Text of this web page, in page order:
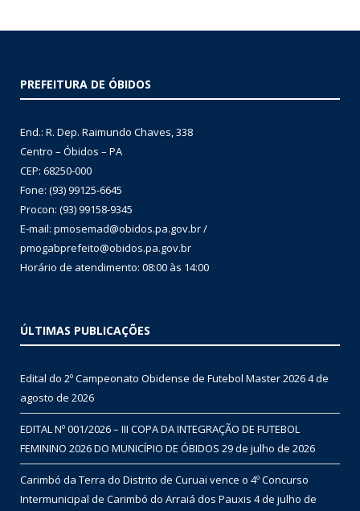
PREFEITURA DE ÓBIDOS
End.: R. Dep. Raimundo Chaves, 338
Centro – Óbidos – PA
CEP: 68250-000
Fone: (93) 99125-6645
Procon: (93) 99158-9345
E-mail: pmosemad@obidos.pa.gov.br /
pmogabprefeito@obidos.pa.gov.br
Horário de atendimento: 08:00 às 14:00
ÚLTIMAS PUBLICAÇÕES
Edital do 2º Campeonato Obidense de Futebol Master 20264 de
agosto de 2026
EDITAL Nº 001/2026 – III COPA DA INTEGRAÇÃO DE FUTEBOL
FEMININO 2026 DO MUNICÍPIO DE ÓBIDOS 29 de julho de 2026
Carimbó da Terra do Distrito de Curuai vence o 4º Concurso
Intermunicipal de Carimbó do Arraiá dos Pauxis 4 de julho de